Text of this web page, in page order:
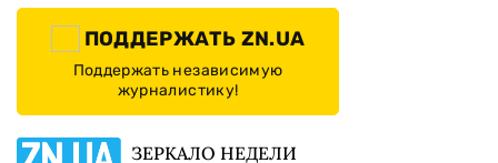
ПОДДЕРЖАТЬ ZN.UA
Поддержать независимую
журналистику!
ЗЕРКАЛО НЕДЕЛИ